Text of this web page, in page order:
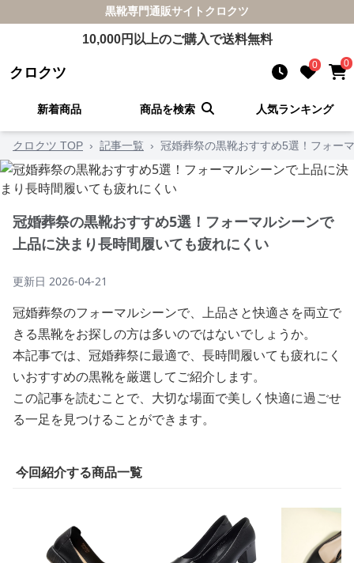
黒靴専門通販サイト クロクツ
10,000円以上のご購入で送料無料
クロクツ 0 0
新着商品 商品を検索 人気ランキング
クロクツ TOP › 記事一覧 › 冠婚葬祭の黒靴おすすめ5選！フォー
冠婚葬祭の黒靴おすすめ5選！フォーマルシーンで
上品に決まり長時間履いても疲れにくい
更新日 2026-04-21
冠婚葬祭のフォーマルシーンで、上品さと快適さを両立で
きる黒靴をお探しの方は多いのではないでしょうか。
本記事では、冠婚葬祭に最適で、長時間履いても疲れにく
いおすすめの黒靴を厳選してご紹介します。
この記事を読むことで、大切な場面で美しく快適に過ごせ
る一足を見つけることができます。
今回紹介する商品一覧